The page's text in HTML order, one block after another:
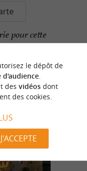
pour cette
n
o
t
e
c
o
u
p
e
c
o
e
u
le dépôt de
d'audience.
des vidéosdont
des cookies.
J'ACCEPTE